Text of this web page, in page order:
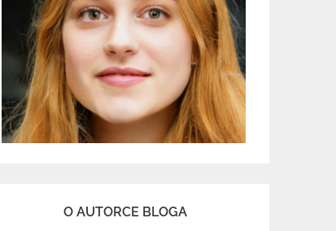
O AUTORCE BLOGA